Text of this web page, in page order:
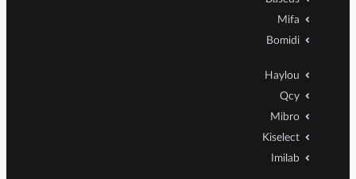
Mifa
Bomidi
Haylou
Qcy
Mibro
Kiselect
Imilab